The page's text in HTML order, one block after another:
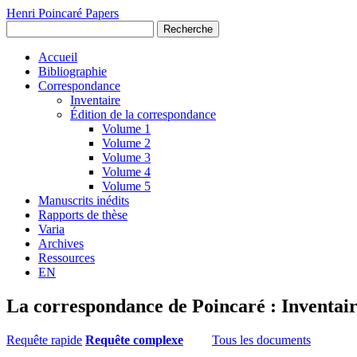
Henri Poincaré Papers
Recherche
Accueil
Bibliographie
Correspondance
Inventaire
Édition de la correspondance
Volume 1
Volume 2
Volume 3
Volume 4
Volume 5
Manuscrits inédits
Rapports de thèse
Varia
Archives
Ressources
EN
La correspondance de Poincaré :
Requête rapide Requête complexe Tous les documents